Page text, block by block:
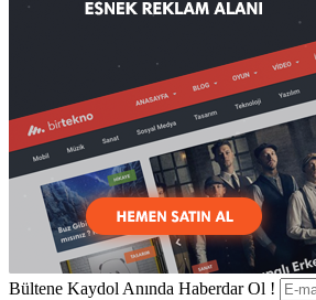
Bültene Kaydol Anında Haberdar Ol !